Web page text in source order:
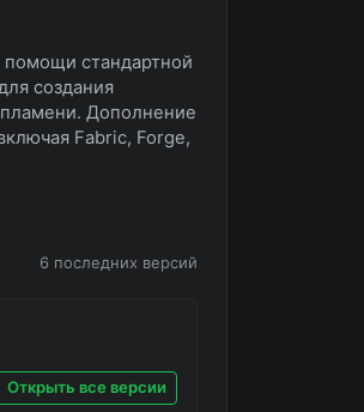
помощи стандартной
создания
пламени. Дополнение
Fabric, Forge,
6 последних версий
Открыть все версии